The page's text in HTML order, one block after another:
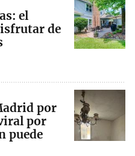
el
de
por
por
puede